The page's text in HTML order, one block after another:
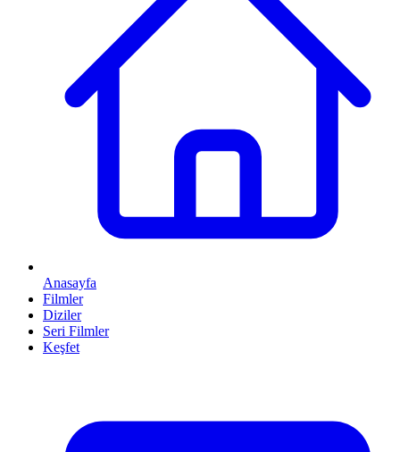
Anasayfa
Filmler
Diziler
Seri Filmler
Keşfet